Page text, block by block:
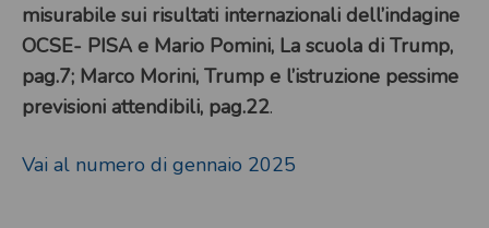
misurabile sui risultati internazionali dell’indagine
OCSE- PISA e Mario Pomini, La scuola di Trump,
pag.7; Marco Morini, Trump e l’istruzione pessime
previsioni attendibili, pag.22.
Vai al numero di gennaio 2025